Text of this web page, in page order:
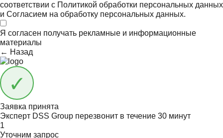
соответствии с Политикой обработки персональных данных
и Согласием на обработку персональных данных.
Я согласен получать рекламные и информационные
материалы
← Назад
Заявка принята
Эксперт DSS Group перезвонит в течение 30 минут
1
Уточним запрос